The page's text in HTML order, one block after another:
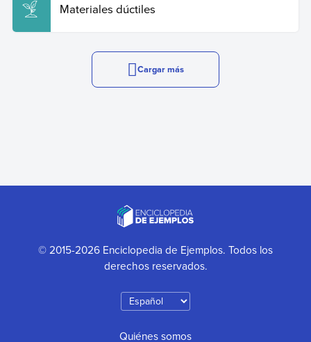
Materiales dúctiles
Cargar más
© 2015-2026 Enciclopedia de Ejemplos. Todos los
derechos reservados.
Quiénes somos